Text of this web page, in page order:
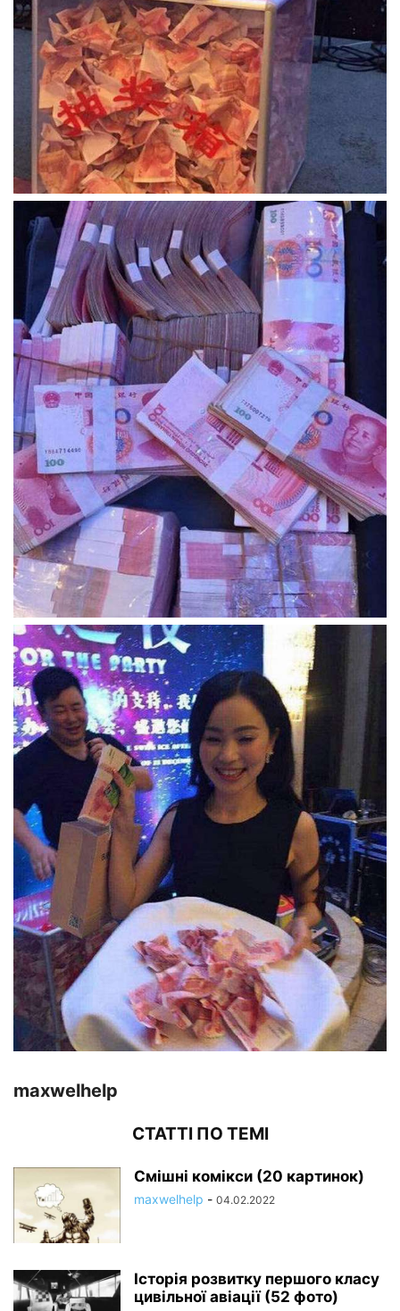
maxwelhelp
СТАТТІ ПО ТЕМІ
Смішні комікси (20 картинок)
maxwelhelp - 04.02.2022
Історія розвитку першого класу
цивільної авіації (52 фото)